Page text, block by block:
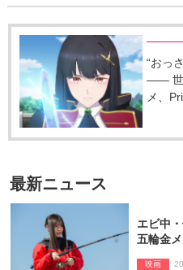
“おっ
―― 世
メ、
最新ニュース
エビ中
五輪金
映画